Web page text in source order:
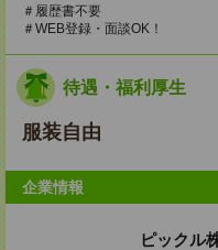
＃履歴書不要
＃WEB登録・面談OK！
待遇・福利厚生
服装自由
企業情報
ピックル